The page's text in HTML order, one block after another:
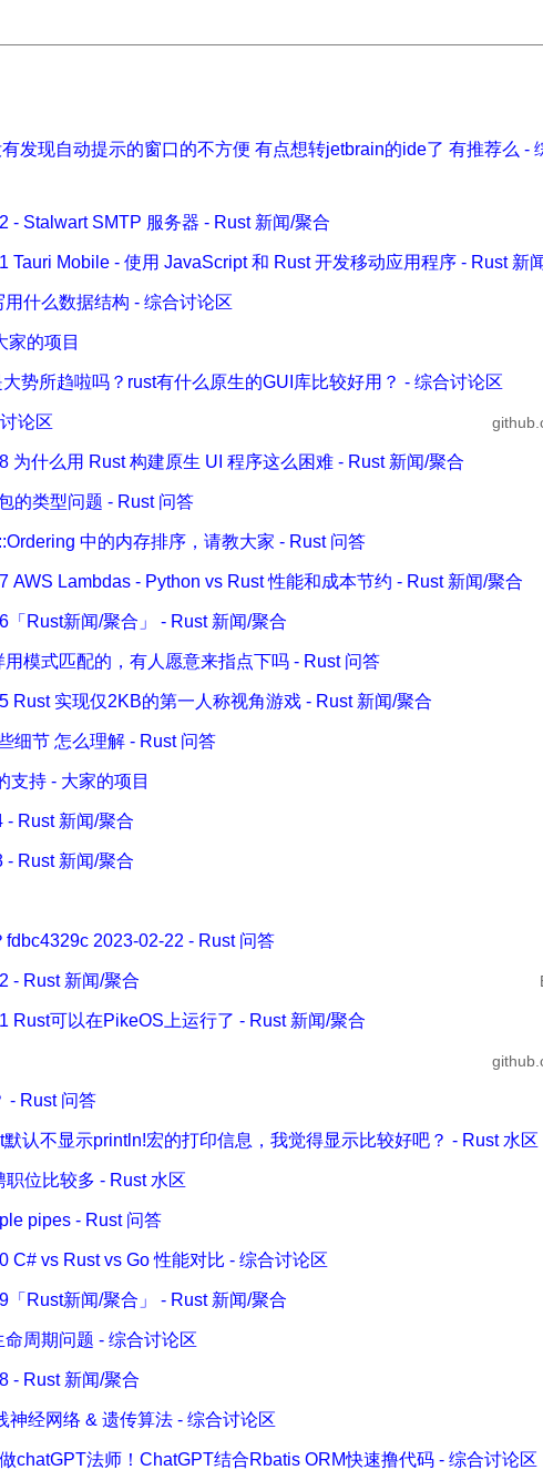
发现自动提示的窗口的不方便 有点想转jetbrain的ide了 有推荐么 -
- Stalwart SMTP 服务器 - Rust 新闻/聚合
Tauri Mobile - 使用 JavaScript 和 Rust 开发移动应用程序 - Rust 新
什么数据结构 - 综合讨论区
家的项目
势所趋啦吗？rust有什么原生的GUI库比较好用？ - 综合讨论区
论区
为什么用 Rust 构建原生 UI 程序这么困难 - Rust 新闻/聚合
的类型问题 - Rust 问答
中的内存排序，请教大家 - Rust 问答
AWS Lambdas - Python vs Rust 性能和成本节约 - Rust 新闻/聚合
「Rust新闻/聚合」 - Rust 新闻/聚合
用模式匹配的，有人愿意来指点下吗 - Rust 问答
Rust 实现仅2KB的第一人称视角游戏 - Rust 新闻/聚合
细节 怎么理解 - Rust 问答
支持 - 大家的项目
- Rust 新闻/聚合
- Rust 新闻/聚合
2023-02-22 - Rust 问答
- Rust 新闻/聚合
Rust可以在PikeOS上运行了 - Rust 新闻/聚合
- Rust 问答
认不显示println!宏的打印信息，我觉得显示比较好吧？ - Rust 水区
位比较多 - Rust 水区
pipes - Rust 问答
C# vs Rust vs Go 性能对比 - 综合讨论区
「Rust新闻/聚合」 - Rust 新闻/聚合
周期问题 - 综合讨论区
- Rust 新闻/聚合
神经网络 & 遗传算法 - 综合讨论区
chatGPT法师！ChatGPT结合Rbatis ORM快速撸代码 - 综合讨论区